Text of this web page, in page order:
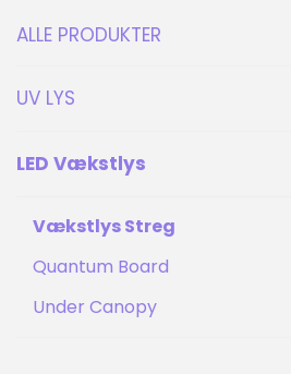
ALLE PRODUKTER
UV LYS
LED Vækstlys
Vækstlys Streg
Quantum Board
Under Canopy